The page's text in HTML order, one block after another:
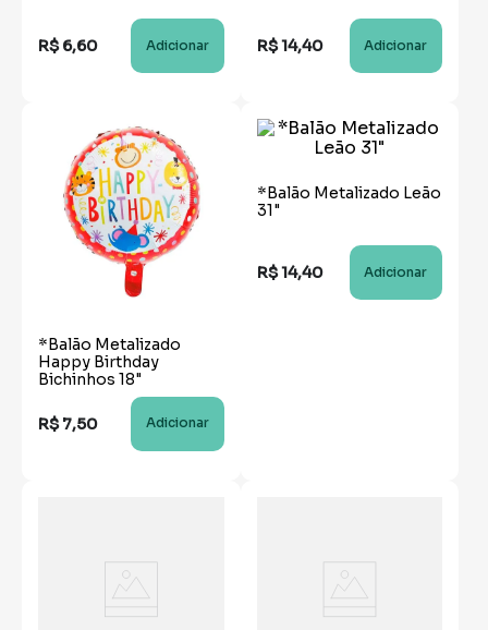
R$ 6,60 Adicionar R$14,40 Adicionar
*Balão Metalizado
Happy Birthday
Bichinhos 18"
R$ 7,50 Adicionar
*Balão Metalizado Leão
31"
R$14,40 Adicionar